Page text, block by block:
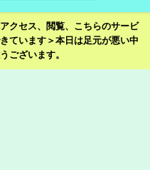
クセス、閲覧、こちらのサービ
ています＞本日は足元が悪い中
ございます。